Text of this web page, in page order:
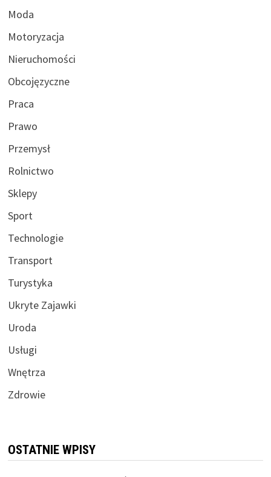
Moda
Motoryzacja
Nieruchomości
Obcojęzyczne
Praca
Prawo
Przemysł
Rolnictwo
Sklepy
Sport
Technologie
Transport
Turystyka
Ukryte Zajawki
Uroda
Usługi
Wnętrza
Zdrowie
OSTATNIE WPISY